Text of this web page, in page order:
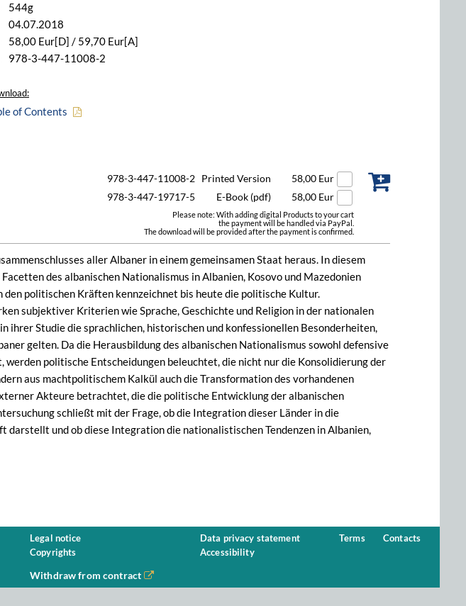
544g
04.07.2018
58,00 Eur[D] / 59,70 Eur[A]
978-3-447-11008-2
of Contents
978-3-447-11008-2 Printed Version
58,00 Eur
978-3-447-19717-5
E-Book (pdf) 58,00 Eur
Please note: With adding digital Products to your cart
the payment will be handled via PayPal.
The download will be provided after the payment is confirmed.
aller Albaner in einem gemeinsamen Staat heraus. In diesem
des albanischen Nationalismus in Albanien, Kosovo und Mazedonien
politischen Kräften kennzeichnet bis heute die politische Kultur.
subjektiver Kriterien wie Sprache, Geschichte und Religion in der nationalen
Studie die sprachlichen, historischen und konfessionellen Besonderheiten,
gelten. Da die Herausbildung des albanischen Nationalismus sowohl defensive
politische Entscheidungen beleuchtet, die nicht nur die Konsolidierung der
aus machtpolitischem Kalkül auch die Transformation des vorhandenen
Akteure betrachtet, die die politische Entwicklung der albanischen
schließt mit der Frage, ob die Integration dieser Länder in die
darstellt und ob diese Integration die nationalistischen Tendenzen in Albanien,
Legal notice
Copyrights
Data privacy statement
Accessibility
Terms Contacts
Withdraw from contract